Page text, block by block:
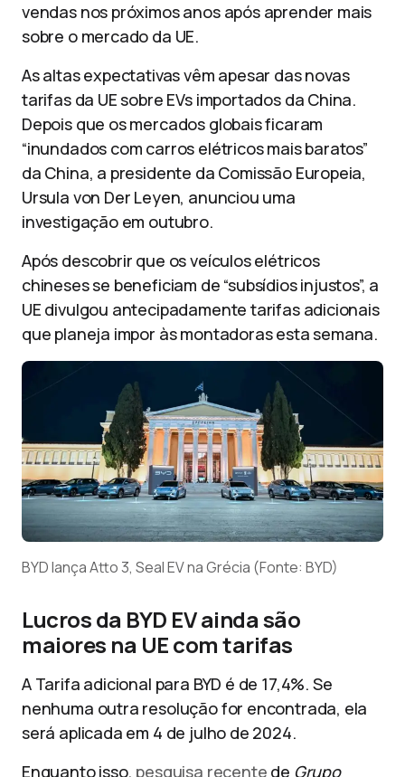
vendas nos próximos anos após aprender mais
sobre o mercado da UE.
As altas expectativas vêm apesar das novas
tarifas da UE sobre EVs importados da China.
Depois que os mercados globais ficaram
“inundados com carros elétricos mais baratos”
da China, a presidente da Comissão Europeia,
Ursula von Der Leyen, anunciou uma
investigação em outubro.
Após descobrir que os veículos elétricos
chineses se beneficiam de “subsídios injustos”, a
UE divulgou antecipadamente tarifas adicionais
que planeja impor às montadoras esta semana.
BYD lança Atto 3, Seal EV na Grécia (Fonte: BYD)
Lucros da BYD EV ainda são
maiores na UE com tarifas
A Tarifa adicional para BYD é de 17,4%. Se
nenhuma outra resolução for encontrada, ela
será aplicada em 4 de julho de 2024.
Enquanto isso, pesquisa recente de Grupo